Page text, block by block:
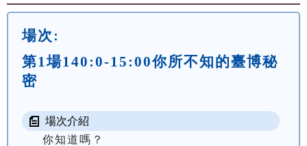
場次:
第1場140:0-15:00你所不知的臺博秘
密
場次介紹
你知道嗎？